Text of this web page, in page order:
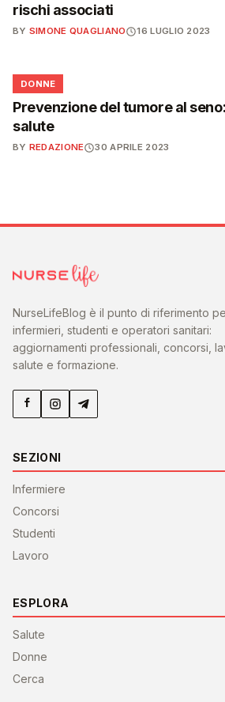
rischi associati
BY SIMONE QUAGLIANO 16 LUGLIO 2023
🌸
DONNE
Prevenzione del tumore al
salute
BY REDAZIONE 30 APRILE 2023
NurseLifeBlog è il punto di riferimento
infermieri, studenti e operatori sanitari:
aggiornamenti professionali, concorsi,
salute e formazione.
SEZIONI
Infermiere
Concorsi
Studenti
Lavoro
ESPLORA
Salute
Donne
Cerca